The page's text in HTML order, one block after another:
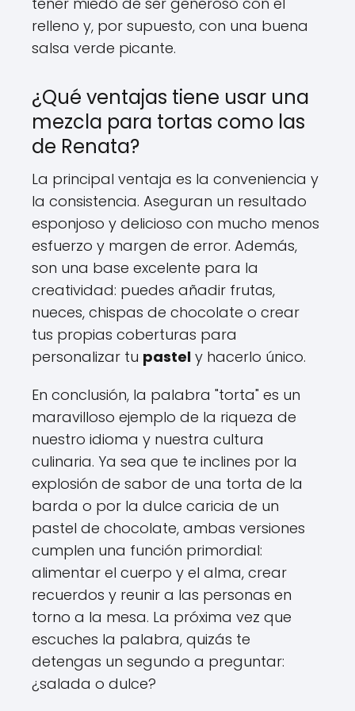
relleno y, por supuesto, con una buena
salsa verde picante.
¿Qué ventajas tiene usar una
mezcla para tortas como las
de Renata?
La principal ventaja es la conveniencia y
la consistencia. Aseguran un resultado
esponjoso y delicioso con mucho menos
esfuerzo y margen de error. Además,
son una base excelente para la
creatividad: puedes añadir frutas,
nueces, chispas de chocolate o crear
tus propias coberturas para
personalizar tu pastel y hacerlo único.
En conclusión, la palabra "torta" es un
maravilloso ejemplo de la riqueza de
nuestro idioma y nuestra cultura
culinaria. Ya sea que te inclines por la
explosión de sabor de una torta de la
barda o por la dulce caricia de un
pastel de chocolate, ambas versiones
cumplen una función primordial:
alimentar el cuerpo y el alma, crear
recuerdos y reunir a las personas en
torno a la mesa. La próxima vez que
escuches la palabra, quizás te
detengas un segundo a preguntar:
¿salada o dulce?